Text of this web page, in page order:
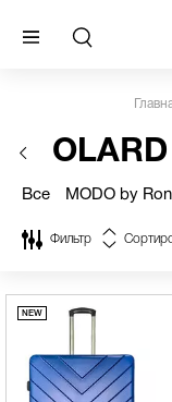
OLARD
Все MODO by
Фильтр